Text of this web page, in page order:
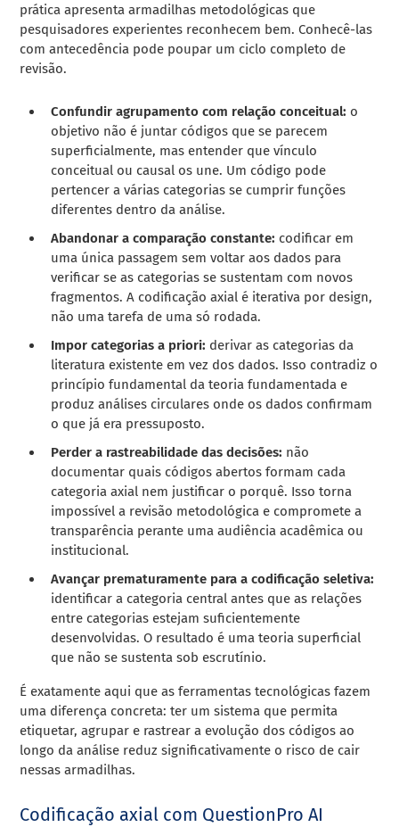
prática apresenta armadilhas metodológicas que
pesquisadores experientes reconhecem bem. Conhecê-las
com antecedência pode poupar um ciclo completo de
revisão.
Confundir agrupamento com relação conceitual: o
objetivo não é juntar códigos que se parecem
superficialmente, mas entender que vínculo
conceitual ou causal os une. Um código pode
pertencer a várias categorias se cumprir funções
diferentes dentro da análise.
Abandonar a comparação constante: codificar em
uma única passagem sem voltar aos dados para
verificar se as categorias se sustentam com novos
fragmentos. A codificação axial é iterativa por design,
não uma tarefa de uma só rodada.
Impor categorias a priori: derivar as categorias da
literatura existente em vez dos dados. Isso contradiz o
princípio fundamental da teoria fundamentada e
produz análises circulares onde os dados confirmam
o que já era pressuposto.
Perder a rastreabilidade das decisões: não
documentar quais códigos abertos formam cada
categoria axial nem justificar o porquê. Isso torna
impossível a revisão metodológica e compromete a
transparência perante uma audiência acadêmica ou
institucional.
Avançar prematuramente para a codificação seletiva:
identificar a categoria central antes que as relações
entre categorias estejam suficientemente
desenvolvidas. O resultado é uma teoria superficial
que não se sustenta sob escrutínio.
É exatamente aqui que as ferramentas tecnológicas fazem
uma diferença concreta: ter um sistema que permita
etiquetar, agrupar e rastrear a evolução dos códigos ao
longo da análise reduz significativamente o risco de cair
nessas armadilhas.
Codificação axial com QuestionPro AI